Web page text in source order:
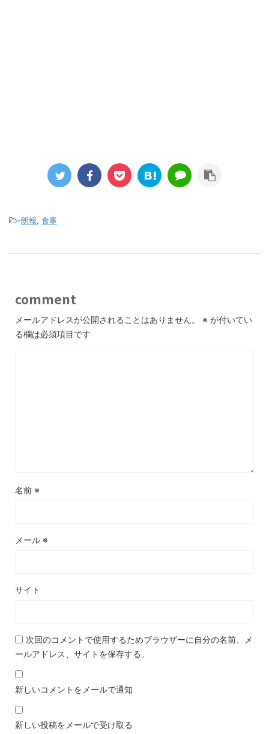
-朗報, 食事
comment
メールアドレスが公開されることはありません。 ※ が付いてい
る欄は必須項目です
名前 ※
メール ※
サイト
次回のコメントで使用するためブラウザーに自分の名前、メ
ールアドレス、サイトを保存する。
新しいコメントをメールで通知
新しい投稿をメールで受け取る